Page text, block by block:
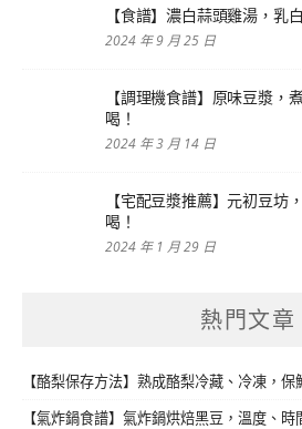
【食譜】濃白蒜頭雞湯，乳
2024 年 9 月 25 日
【調理機食譜】原味豆漿，
喝！
2024 年 3 月 14 日
【宅配豆漿推薦】元初豆坊
喝！
2024 年 1 月 29 日
熱門文章
【酪梨保存方法】熟成酪梨冷藏、冷凍，保
【氣炸鍋食譜】氣炸鍋烘焙黑豆，溫度、時